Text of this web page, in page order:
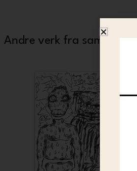
Andre verk fra samme